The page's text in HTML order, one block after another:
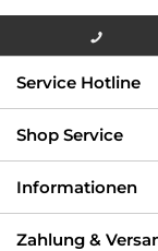
000
Service Hotline
Shop Service
Informationen
Zahlung &